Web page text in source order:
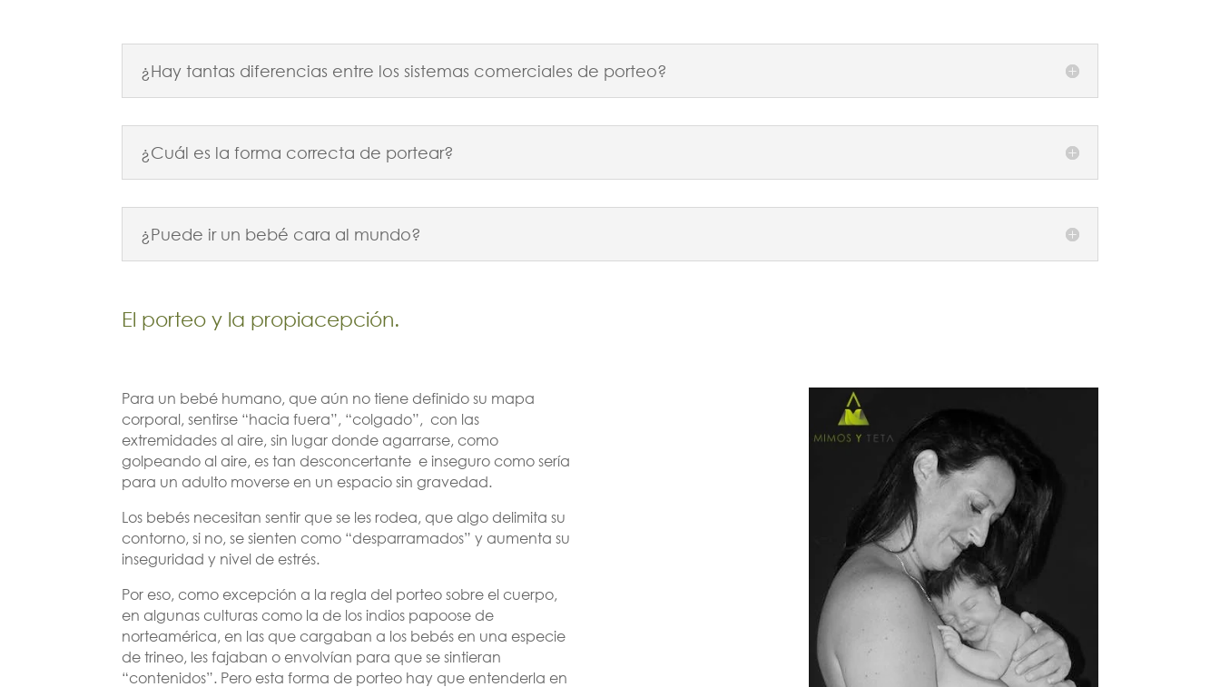
¿Hay tantas diferencias entre los sistemas comerciales de porteo?
¿Cuál es la forma correcta de portear?
¿Puede ir un bebé cara al mundo?
El porteo y la propiacepción.
Para un bebé humano, que aún no tiene definido su mapa
corporal, sentirse “hacia fuera”, “colgado”, con las
extremidades al aire, sin lugar donde agarrarse, como
golpeando al aire, es tan desconcertante e inseguro como sería
para un adulto moverse en un espacio sin gravedad.
Los bebés necesitan sentir que se les rodea, que algo delimita su
contorno, si no, se sienten como “desparramados” y aumenta su
inseguridad y nivel de estrés.
Por eso, como excepción a la regla del porteo sobre el cuerpo,
en algunas culturas como la de los indios papoose de
norteamérica, en las que cargaban a los bebés en una especie
de trineo, les fajaban o envolvían para que se sintieran
“contenidos”. Pero esta forma de porteo hay que entenderla en